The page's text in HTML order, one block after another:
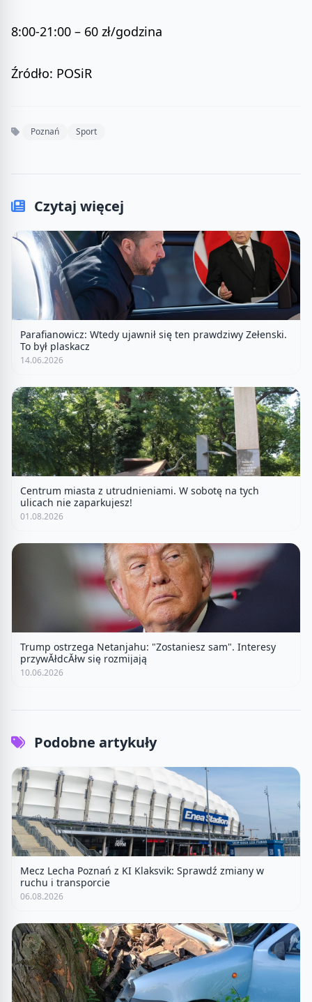
8:00-21:00 – 60 zł/godzina
Źródło: POSiR
Poznań Sport
Czytaj więcej
Parafianowicz: Wtedy ujawnił się ten prawdziwy Zełenski.
To był plaskacz
14.06.2026
Centrum miasta z utrudnieniami. W sobotę na tych
ulicach nie zaparkujesz!
01.08.2026
Trump ostrzega Netanjahu: "Zostaniesz sam". Interesy
przywĂłdcĂłw się rozmijają
10.06.2026
Podobne artykuły
Mecz Lecha Poznań z KI Klaksvik: Sprawdź zmiany w
ruchu i transporcie
06.08.2026